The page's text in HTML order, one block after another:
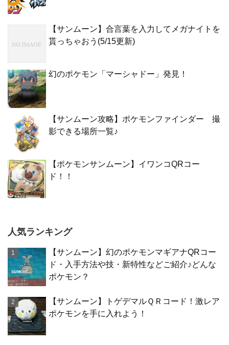
【サンムーン】合言葉を入力してメガナイトを
貰っちゃおう(5/15更新)
幻のポケモン「マーシャドー」発見！
【サンムーン攻略】ポケモンファインダー 撮
影できる場所一覧♪
【ポケモンサンムーン】イワンコQRコー
ド！！
人気ランキング
【サンムーン】幻のポケモンマギアナQRコー
ド・入手方法や技・新特性などご紹介♪どんな
ポケモン？
【サンムーン】トゲデマルＱＲコード！激レア
ポケモンを手に入れよう！